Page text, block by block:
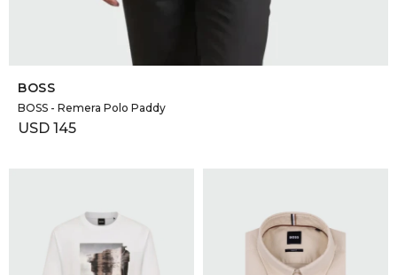
BOSS
BOSS - Remera Polo Paddy
USD 145